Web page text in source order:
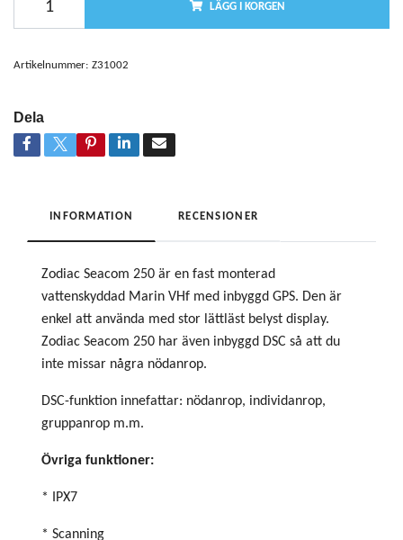
LÄGG I KORGEN
Artikelnummer: Z31002
Dela
INFORMATION RECENSIONER
Zodiac Seacom 250 är en fast monterad
vattenskyddad Marin VHf med inbyggd GPS. Den är
enkel att använda med stor lättläst belyst display.
Zodiac Seacom 250 har även inbyggd DSC så att du
inte missar några nödanrop.
DSC-funktion innefattar: nödanrop, individanrop,
gruppanrop m.m.
Övriga funktioner:
* IPX7
* Scanning